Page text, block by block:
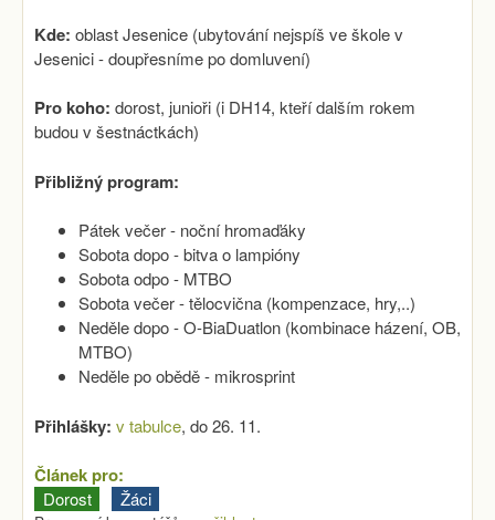
Kde: oblast Jesenice (ubytování nejspíš ve škole v
Jesenici - doupřesníme po domluvení)
Pro koho: dorost, junioři (i DH14, kteří dalším rokem
budou v šestnáctkách)
Přibližný program:
Pátek večer - noční hromaďáky
Sobota dopo - bitva o lampióny
Sobota odpo - MTBO
Sobota večer - tělocvična (kompenzace, hry,..)
Neděle dopo - O-BiaDuatlon (kombinace házení, OB,
MTBO)
Neděle po obědě - mikrosprint
Přihlášky: v tabulce, do 26. 11.
Článek pro:
Dorost Žáci